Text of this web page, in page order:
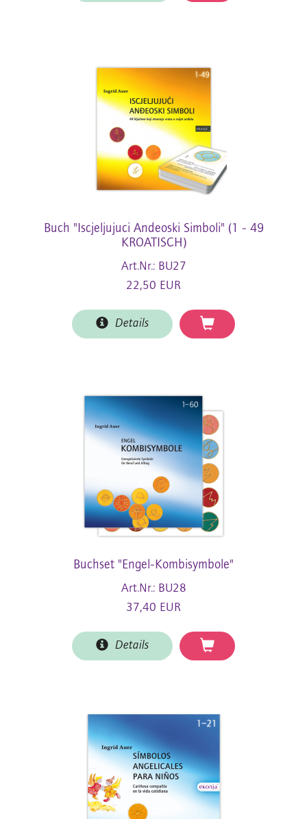
Buch "Iscjeljujuci Andeoski Simboli" (1 - 49
KROATISCH)
Art.Nr.: BU27
22,50 EUR
Details
Buchset "Engel-Kombisymbole"
Art.Nr.: BU28
37,40 EUR
Details